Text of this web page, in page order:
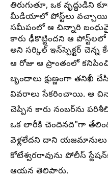
తిరుగుతూ, ఒక వృద్ధుడిని
మీడియాలో పోస్ట్‌లు వచ్చాయి.
సమీపంలో ఆ చిన్నారి
కారు ఢీకొట్టిందని ఆ పోస్ట్‌లలో
అని సర్కిల్ ఇన్‌స్పెక్టర్ చెన్న
ఆ రోజు ఆ ప్రాంతంలో
బృందాలు క్షుణ్ణంగా
వివరాలు సేకరించాయి. ఆ
చెప్పిన కారు నంబర్‌ను
ఒక లారీకి చెందినది"గా
వెళ్లలేదని దాని
కోటేశ్వరరావును పోలీస్
ఆయన తెలిపారు.